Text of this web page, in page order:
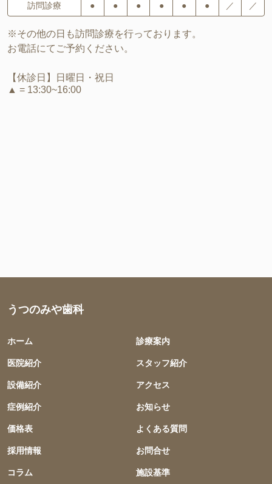
訪問診療 ● ● ● ● ● ● ／ ／
※その他の日も訪問診療を行っております。
お電話にてご予約ください。
【休診日】日曜日・祝日
▲ = 13:30~16:00
うつのみや歯科
ホーム
医院紹介
設備紹介
診療案内
スタッフ紹介
アクセス
症例紹介
価格表
採用情報
コラム
お知らせ
よくある質問
お問合せ
施設基準